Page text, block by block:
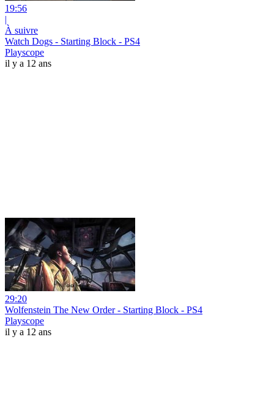
19:56
|
À suivre
Watch Dogs - Starting Block - PS4
Playscope
il y a 12 ans
29:20
Wolfenstein The New Order - Starting Block - PS4
Playscope
il y a 12 ans